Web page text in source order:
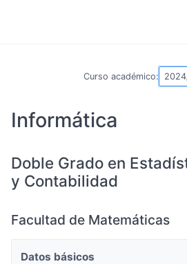
Curso académico:
Informática
Doble Grado en
y Contabilidad
Facultad de Matemáticas
Datos básicos